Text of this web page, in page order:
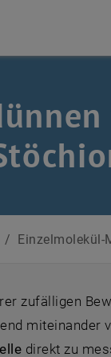
/ Einzelmolekül-
zufälligen
miteinander
direkt zu